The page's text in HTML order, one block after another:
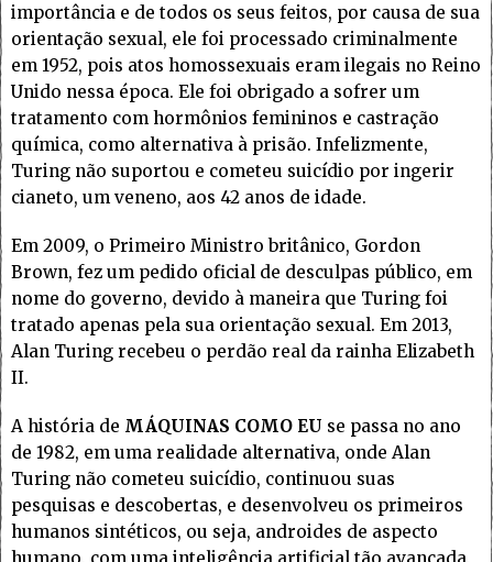
importância e de todos os seus feitos, por causa de sua
orientação sexual, ele foi processado criminalmente
em 1952, pois atos homossexuais eram ilegais no Reino
Unido nessa época. Ele foi obrigado a sofrer um
tratamento com hormônios femininos e castração
química, como alternativa à prisão. Infelizmente,
Turing não suportou e cometeu suicídio por ingerir
cianeto, um veneno, aos 42 anos de idade.
Em 2009, o Primeiro Ministro britânico, Gordon
Brown, fez um pedido oficial de desculpas público, em
nome do governo, devido à maneira que Turing foi
tratado apenas pela sua orientação sexual. Em 2013,
Alan Turing recebeu o perdão real da rainha Elizabeth
II.
A história de MÁQUINAS COMO EU se passa no ano
de 1982, em uma realidade alternativa, onde Alan
Turing não cometeu suicídio, continuou suas
pesquisas e descobertas, e desenvolveu os primeiros
humanos sintéticos, ou seja, androides de aspecto